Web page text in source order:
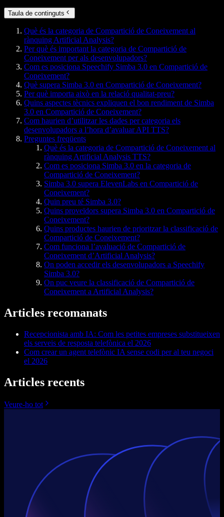
Taula de continguts
Què és la categoria de Compartició de Coneixement al
rànquing Artificial Analysis?
Per què és important la categoria de Compartició de
Coneixement per als desenvolupadors?
Com es posiciona Speechify Simba 3.0 en Compartició de
Coneixement?
Què supera Simba 3.0 en Compartició de Coneixement?
Per què importa això en la relació qualitat-preu?
Quins aspectes tècnics expliquen el bon rendiment de Simba
3.0 en Compartició de Coneixement?
Com haurien d’utilitzar les dades per categoria els
desenvolupadors a l’hora d’avaluar API TTS?
Preguntes freqüents
Què és la categoria de Compartició de Coneixement al
rànquing Artificial Analysis TTS?
Com es posiciona Simba 3.0 en la categoria de
Compartició de Coneixement?
Simba 3.0 supera ElevenLabs en Compartició de
Coneixement?
Quin preu té Simba 3.0?
Quins proveïdors supera Simba 3.0 en Compartició de
Coneixement?
Quins productes haurien de prioritzar la classificació de
Compartició de Coneixement?
Com funciona l’avaluació de Compartició de
Coneixement d’Artificial Analysis?
On poden accedir els desenvolupadors a Speechify
Simba 3.0?
On puc veure la classificació de Compartició de
Coneixement a Artificial Analysis?
Articles recomanats
Recepcionista amb IA: Com les petites empreses substitueixen
els serveis de resposta telefònica el 2026
Com crear un agent telefònic IA sense codi per al teu negoci
el 2026
Articles recents
Veure-ho tot